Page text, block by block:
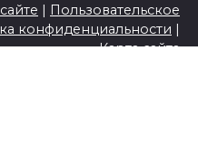
| Пользовательское
конфиденциальности |
Карта сайта